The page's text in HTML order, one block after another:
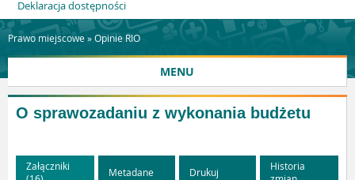
Deklaracja dostępności
Prawo miejscowe »Opinie RIO
MENU
O sprawozadaniu z wykonania budżetu
Załączniki
Metadane Drukuj
Historia